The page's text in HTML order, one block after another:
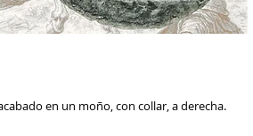
en un moño, con collar, a derecha.